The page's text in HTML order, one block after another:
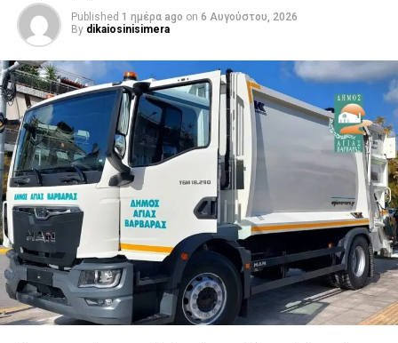
Published 1 ημέρα ago on 6 Αυγούστου, 2026
By dikaiosinisimera